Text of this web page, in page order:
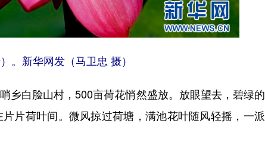
。新华网发（马卫忠 摄）
白脸山村，500亩荷花悄然盛放。放眼望去，碧绿的
片荷叶间。微风掠过荷塘，满池花叶随风轻摇，一派